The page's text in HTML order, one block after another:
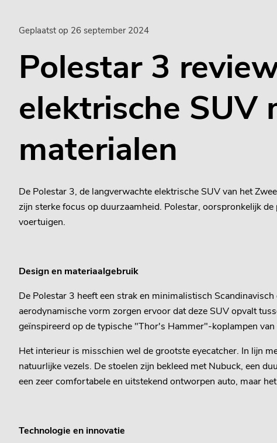
Polestar 3
elektrische SUV
materialen
Geplaatst op 26 september 2024
De Polestar 3, de langverwachte elektrische SUV van het
zijn sterke focus op duurzaamheid. Polestar, oorspronkelijk
voertuigen.
Design en materiaalgebruik
De Polestar 3 heeft een strak en minimalistisch
aerodynamische vorm zorgen ervoor dat deze SUV opvalt
geïnspireerd op de typische "Thor's Hammer"-koplampen
Het interieur is misschien wel de grootste eyecatcher. In lijn
natuurlijke vezels. De stoelen zijn bekleed met Nubuck, een
een zeer comfortabele en uitstekend ontworpen auto, maar
Technologie en innovatie